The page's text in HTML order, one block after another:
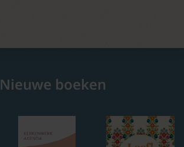
Nieuwe boeken